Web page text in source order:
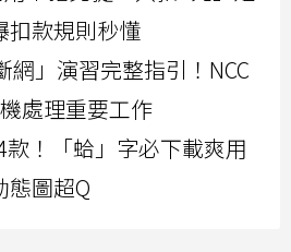
扣款規則秒懂
網」演習完整指引！NCC
處理重要工作
款！「蛤」字必下載爽用
態圖超Q